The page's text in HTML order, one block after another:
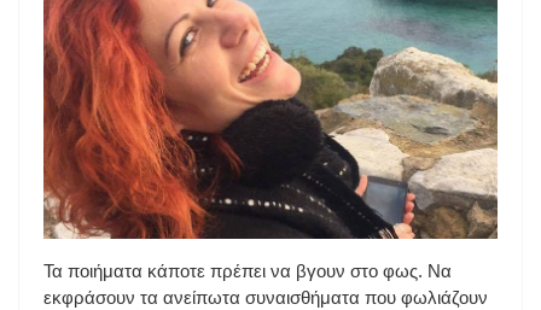
Τα ποιήματα κάποτε πρέπει να βγουν στο φως. Να
εκφράσουν τα ανείπωτα συναισθήματα που φωλιάζουν